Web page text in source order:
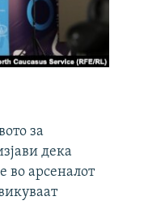
за
дека
во арсеналот